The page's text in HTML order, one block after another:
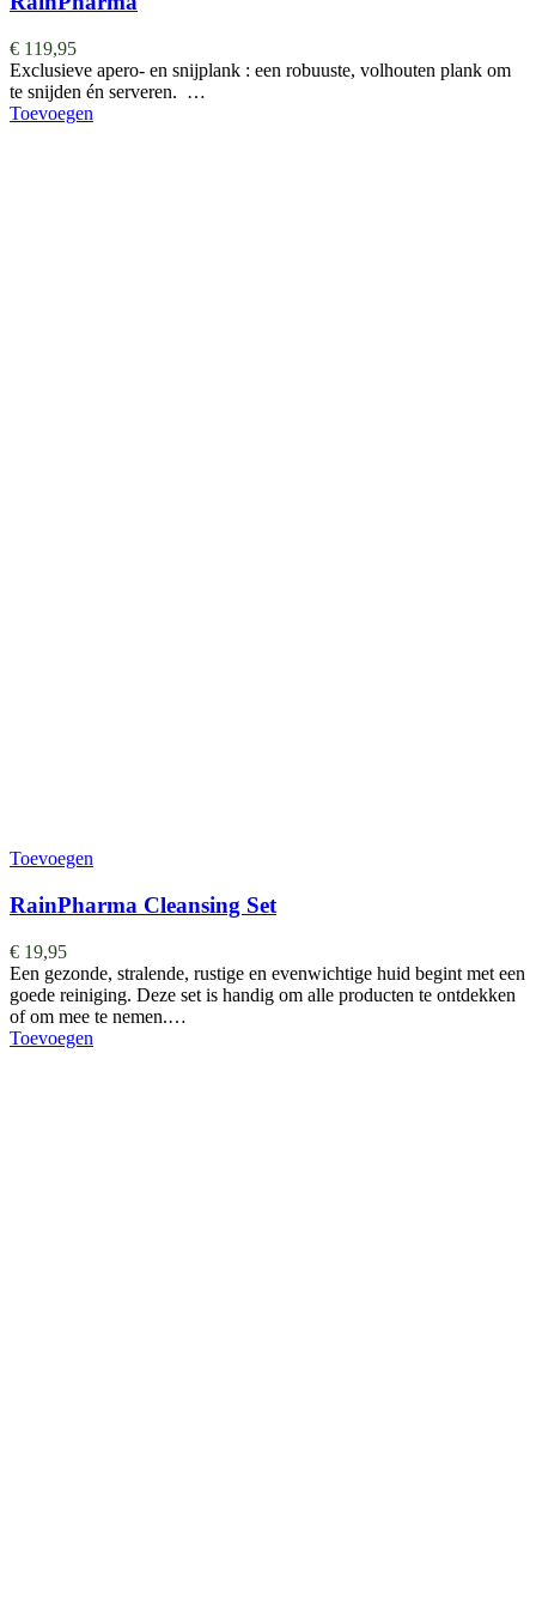
€ 119,95
Exclusieve apero- en snijplank : een robuuste, volhouten plank om
te snijden én serveren. …
Toevoegen
Toevoegen
RainPharma Cleansing Set
€ 19,95
Een gezonde, stralende, rustige en evenwichtige huid begint met een
goede reiniging. Deze set is handig om alle producten te ontdekken
of om mee te nemen.…
Toevoegen